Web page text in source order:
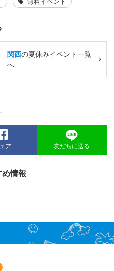
関西の夏休みイベント一覧
へ
ア 友だちに送る
め情報